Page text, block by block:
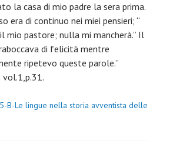
la casa di mio padre la sera prima.
era di continuo nei miei pensieri; “
mio pastore; nulla mi mancherà.” Il
di felicità mentre
ripetevo queste parole.”
vol.1,p.31.
B-Le lingue nella storia avventista delle